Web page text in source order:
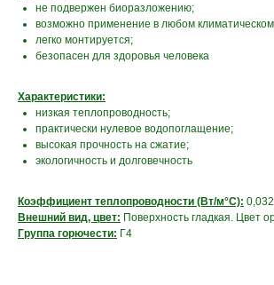
не подвержен биоразложению;
возможно применение в любом климатическом
легко монтируется;
безопасен для здоровья человека
Характеристики:
низкая теплопроводность;
практически нулевое водопоглащение;
высокая прочность на сжатие;
экологичность и долговечность
Коэффициент теплопроводности (Вт/м°С): 0,032
Внешний вид, цвет: Поверхность гладкая. Цвет
Группа горючести: Г4